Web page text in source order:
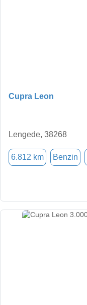
Cupra Leon
Lengede, 38268
6.812 km Benzin